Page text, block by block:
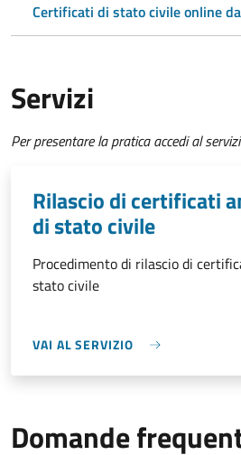
Certificati di stato civile online
Servizi
Per presentare la pratica accedi al
Rilascio di certificati
di stato civile
Procedimento di rilascio di
stato civile
VAI AL SERVIZIO
Domande